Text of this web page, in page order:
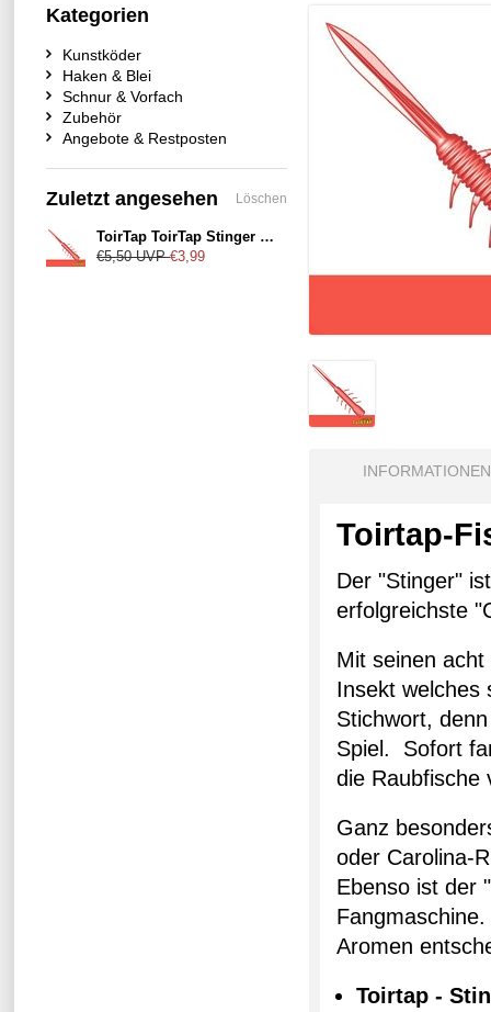
INFORMATIONEN
Toirtap-
Der "Stinger"
erfolgreichste
Mit seinen
Insekt welches
Stichwort,
Spiel. Sofort
die Raubfische
Ganz
oder Carolina-
Ebenso ist der
Aromen
Toirtap -
Kategorien
Kunstköder
Haken & Blei
Schnur & Vorfach
Zubehör
Angebote & Restposten
Zuletzt angesehen Löschen
ToirTap ToirTap Stinger 3,8" Color-018UV
€5,50UVP €3,99